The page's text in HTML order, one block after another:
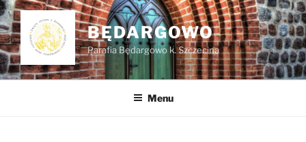
Przejdź
do
treści
BĘDARGOWO
Parafia Będargowo k. Szczecina
Menu